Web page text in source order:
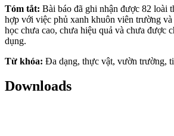
Tóm tắt: Bài báo đã ghi nhận được 82 loài
hợp với việc phủ xanh khuôn viên trường
học chưa cao, chưa hiệu quả và chưa
dụng.
Từ khóa: Đa dạng, thực vật, vườn trường,
Downloads